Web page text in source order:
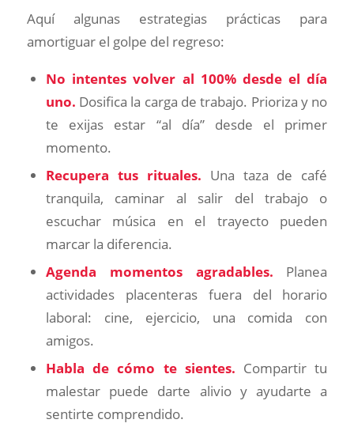
Aquí algunas estrategias prácticas para
amortiguar el golpe del regreso:
No intentes volver al 100% desde el día
uno. Dosifica la carga de trabajo. Prioriza y no
te exijas estar “al día” desde el primer
momento.
Recupera tus rituales. Una taza de café
tranquila, caminar al salir del trabajo o
escuchar música en el trayecto pueden
marcar la diferencia.
Agenda momentos agradables. Planea
actividades placenteras fuera del horario
laboral: cine, ejercicio, una comida con
amigos.
Habla de cómo te sientes. Compartir tu
malestar puede darte alivio y ayudarte a
sentirte comprendido.